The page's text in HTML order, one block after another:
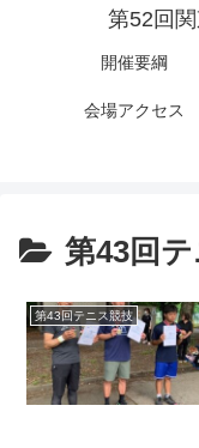
第52回
開催要綱
会場アクセス
第43回
第43回テニス競技